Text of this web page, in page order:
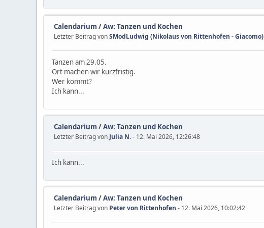
Calendarium /Aw: Tanzen und Kochen
Letzter Beitrag vonSModLudwig (Nikolaus von Rittenhofen - Giacomo)
Tanzen am 29.05.
Ort machen wir kurzfristig.
Wer kommt?
Ich kann...
Calendarium /Aw: Tanzen und Kochen
Letzter Beitrag von Julia N.- 12. Mai 2026, 12:26:48
Ich kann...
Calendarium /Aw: Tanzen und Kochen
Letzter Beitrag von Peter von Rittenhofen - 12. Mai 2026, 10:02:42